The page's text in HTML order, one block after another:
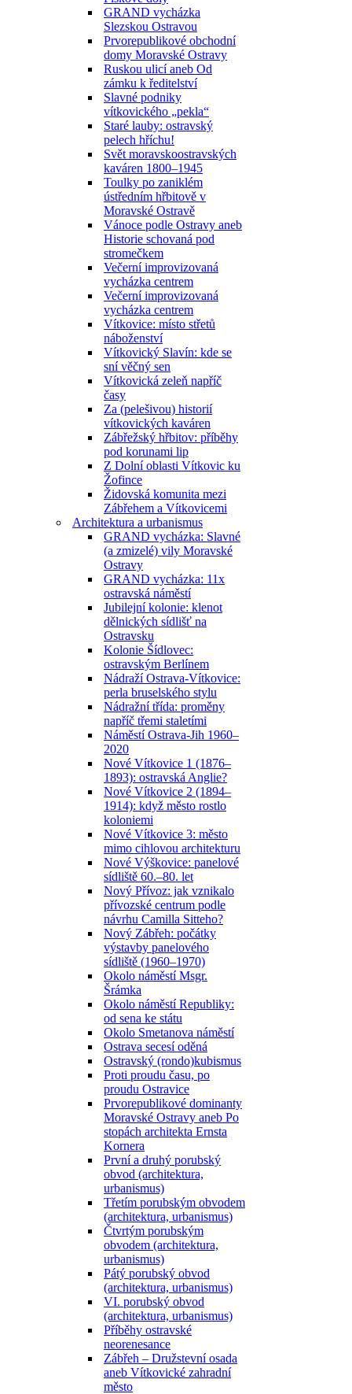
GRAND vycházka
Slezskou Ostravou
Prvorepublikové obchodní
domy Moravské Ostravy
Ruskou ulicí aneb Od
zámku k ředitelství
Slavné podniky
vítkovického „pekla“
Staré lauby: ostravský
pelech hříchu!
Svět moravskoostravských
kaváren 1800–1945
Toulky po zaniklém
ústředním hřbitově v
Moravské Ostravě
Vánoce podle Ostravy aneb
Historie schovaná pod
stromečkem
Večerní improvizovaná
vycházka centrem
Večerní improvizovaná
vycházka centrem
Vítkovice: místo střetů
náboženství
Vítkovický Slavín: kde se
sní věčný sen
Vítkovická zeleň napříč
časy
Za (pelešivou) historií
vítkovických kaváren
Zábřežský hřbitov: příběhy
pod korunami lip
Z Dolní oblasti Vítkovic ku
Žofince
Židovská komunita mezi
Zábřehem a Vítkovicemi
Architektura a urbanismus
GRAND vycházka: Slavné
(a zmizelé) vily Moravské
Ostravy
GRAND vycházka: 11x
ostravská náměstí
Jubilejní kolonie: klenot
dělnických sídlišť na
Ostravsku
Kolonie Šídlovec:
ostravským Berlínem
Nádraží Ostrava-Vítkovice:
perla bruselského stylu
Nádražní třída: proměny
napříč třemi staletími
Náměstí Ostrava-Jih 1960–
2020
Nové Vítkovice 1 (1876–
1893): ostravská Anglie?
Nové Vítkovice 2 (1894–
1914): když město rostlo
koloniemi
Nové Vítkovice 3: město
mimo cihlovou architekturu
Nové Výškovice: panelové
sídliště 60.–80. let
Nový Přívoz: jak vznikalo
přívozské centrum podle
návrhu Camilla Sitteho?
Nový Zábřeh: počátky
výstavby panelového
sídliště (1960–1970)
Okolo náměstí Msgr.
Šrámka
Okolo náměstí Republiky:
od sena ke státu
Okolo Smetanova náměstí
Ostrava secesí oděná
Ostravský (rondo)kubismus
Proti proudu času, po
proudu Ostravice
Prvorepublikové dominanty
Moravské Ostravy aneb Po
stopách architekta Ernsta
Kornera
První a druhý porubský
obvod (architektura,
urbanismus)
Třetím porubským obvodem
(architektura, urbanismus)
Čtvrtým porubským
obvodem (architektura,
urbanismus)
Pátý porubský obvod
(architektura, urbanismus)
VI. porubský obvod
(architektura, urbanismus)
Příběhy ostravské
neorenesance
Zábřeh – Družstevní osada
aneb Vítkovické zahradní
město